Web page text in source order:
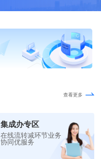
查看更多
集成办专区
在线流转减环节业务
协同优服务